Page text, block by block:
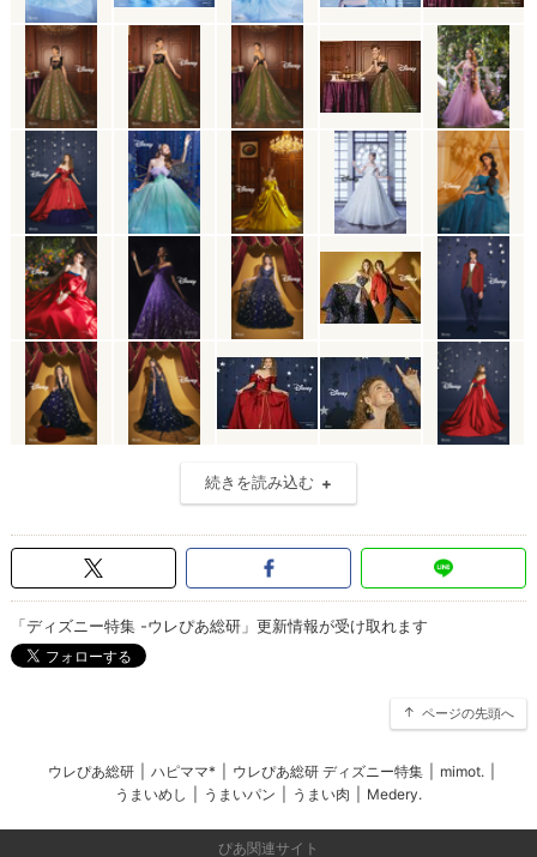
続きを読み込む
「ディズニー特集 -ウレぴあ総研」更新情報が受け取れます
ページの先頭へ
ウレぴあ総研 ハピママ* ウレぴあ総研 ディズニー特集 mimot.
うまいめし
うまいパン うまい肉 Medery.
ぴあ関連サイト